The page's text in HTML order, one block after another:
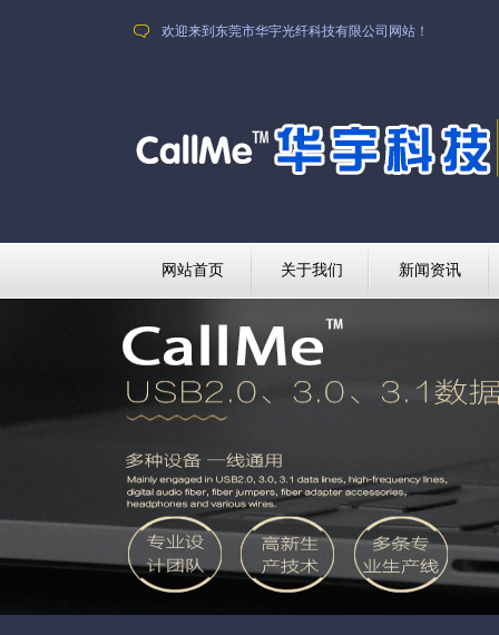
欢迎来到东莞市华宇光纤科技有限公司网站！
网站首页 关于我们 新闻资讯